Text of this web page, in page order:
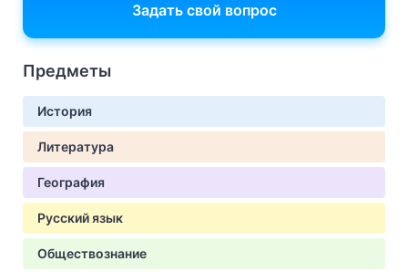
Задать свой вопрос
Предметы
История
Литература
География
Русский язык
Обществознание